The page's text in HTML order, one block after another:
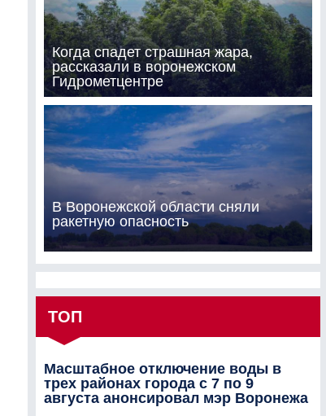
Когда спадет страшная жара,
рассказали в воронежском
Гидрометцентре
В Воронежской области сняли
ракетную опасность
ТОП
Масштабное отключение воды в
трех районах города с 7 по 9
августа анонсировал мэр Воронежа